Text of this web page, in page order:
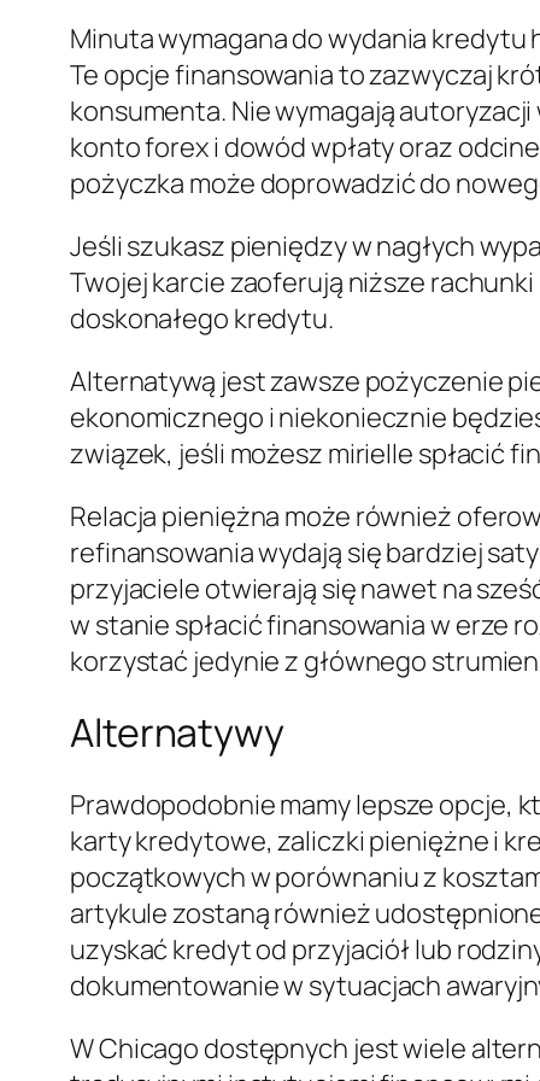
Minuta wymagana do wydania
Te opcje finansowania to zazwyczaj
konsumenta. Nie wymagają
konto forex i dowód wpłaty oraz
pożyczka może doprowadzić do
Jeśli szukasz pieniędzy w nagłych
Twojej karcie zaoferują niższe
doskonałego kredytu.
Alternatywą jest zawsze pożyczenie
ekonomicznego i niekoniecznie
związek, jeśli możesz mirielle spłacić
Relacja pieniężna może również
refinansowania wydają się bardziej
przyjaciele otwierają się nawet na
w stanie spłacić finansowania w erze
korzystać jedynie z głównego
Alternatywy
Prawdopodobnie mamy lepsze opcje,
karty kredytowe, zaliczki pieniężne i
początkowych w porównaniu z
artykule zostaną również
uzyskać kredyt od przyjaciół lub
dokumentowanie w sytuacjach
W Chicago dostępnych jest wiele